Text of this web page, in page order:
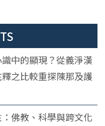
中的顯現？從義淨漢
之比較重探陳那及護
佛教、科學與跨文化